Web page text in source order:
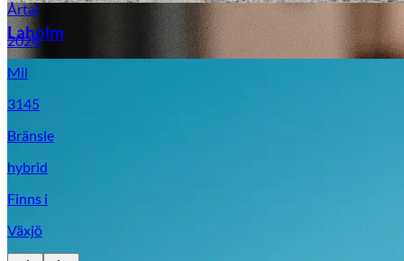
Laholm
Årtal
2024
Mil
3145
Bränsle
hybrid
Finns i
Växjö